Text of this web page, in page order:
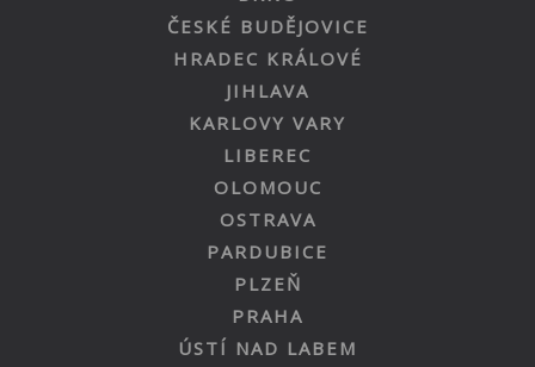
ČESKÉ BUDĚJOVICE
HRADEC KRÁLOVÉ
JIHLAVA
KARLOVY VARY
LIBEREC
OLOMOUC
OSTRAVA
PARDUBICE
PLZEŇ
PRAHA
ÚSTÍ NAD LABEM